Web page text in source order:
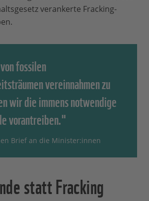
verankerte Fracking-
fossilen
vereinnahmen zu
wir die immens notwendige
vorantreiben."
Brief an die Minister:innen
statt Fracking